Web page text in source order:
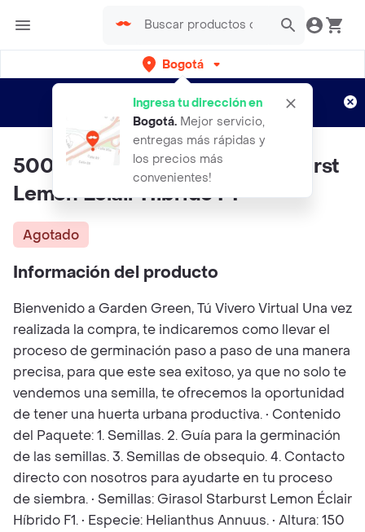
Bogotá
Ingresa tu dirección en
Bogotá. Mejor servicio,
entregas más rápidas y
los precios más
convenientes!
envíos gratis por semanas
Aplican TyC
500 Semillas De Girasol Starburst
Lemon Éclair Híbrido F1
Agotado
Información del producto
Bienvenido a Garden Green, Tú Vivero Virtual Una vez
realizada la compra, te indicaremos como llevar el
proceso de germinación paso a paso de una manera
precisa, para que este sea exitoso, ya que no solo te
vendemos una semilla, te ofrecemos la oportunidad
de tener una huerta urbana productiva. • Contenido
del Paquete: 1. Semillas. 2. Guía para la germinación
de las semillas. 3. Semillas de obsequio. 4. Contacto
directo con nosotros para ayudarte en tu proceso
de siembra. • Semillas: Girasol Starburst Lemon Éclair
Híbrido F1. • Especie: Helianthus Annuus. • Altura: 150